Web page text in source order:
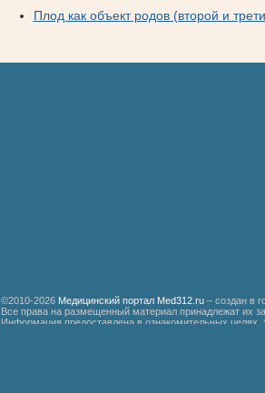
Плод как объект родов (второй и
©2010-2026 Медицинский портал Med312.ru – создан в
Все права на размещенный материал принадлежат их
Информация предоставлена в ознакомительных целях,